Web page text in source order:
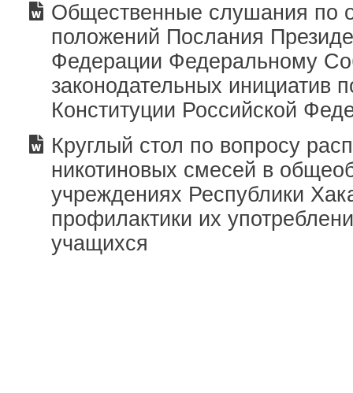
Общественные слушания по
положений Послания
Федерации Федеральному
законодательных инициатив
Конституции Российской
Круглый стол по вопросу
никотиновых смесей в
учреждениях Республики
профилактики их
учащихся